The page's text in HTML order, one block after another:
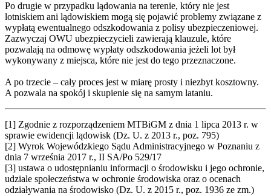
Po drugie w przypadku lądowania na terenie, który nie jest
lotniskiem ani lądowiskiem mogą się pojawić problemy związane z
wypłatą ewentualnego odszkodowania z polisy ubezpieczeniowej.
Zazwyczaj OWU ubezpieczycieli zawierają klauzule, które
pozwalają na odmowę wypłaty odszkodowania jeżeli lot był
wykonywany z miejsca, które nie jest do tego przeznaczone.
A po trzecie – cały proces jest w miarę prosty i niezbyt kosztowny.
A pozwala na spokój i skupienie się na samym lataniu.
[1] Zgodnie z rozporządzeniem MTBiGM z dnia 1 lipca 2013 r. w
sprawie ewidencji lądowisk (Dz. U. z 2013 r., poz. 795)
[2] Wyrok Wojewódzkiego Sądu Administracyjnego w Poznaniu z
dnia 7 września 2017 r., II SA/Po 529/17
[3] ustawa o udostępnianiu informacji o środowisku i jego ochronie,
udziale społeczeństwa w ochronie środowiska oraz o ocenach
odziaływania na środowisko (Dz. U. z 2015 r., poz. 1936 ze zm.)